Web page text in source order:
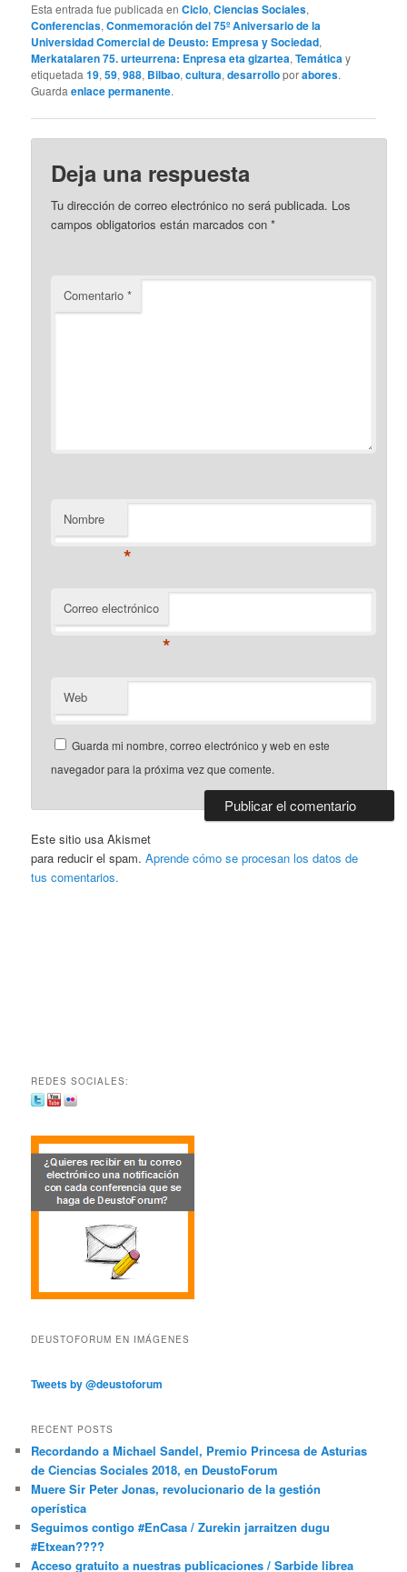
Esta entrada fue publicada enCiclo,Ciencias Sociales,
Conferencias,Conmemoración del 75º Aniversario de la
Universidad Comercial de Deusto: Empresa y Sociedad,
Merkatalaren 75. urteurrena: Enpresa eta gizartea,Temáticay
etiquetada19,59,988, Bilbao,cultura,desarrolloporabores.
Guardaenlace permanente.
Deja una respuesta
Tu dirección de correo electrónico no será publicada. Los
campos obligatorios están marcados con*
Comentario*
Nombre
*
Correo electrónico
*
Web
Guarda mi nombre, correo electrónico y web en este
navegador para la próxima vez que comente.
Este sitio usa Akismet
para reducir el spam.Aprende cómo se procesan los datos de
tus comentarios.
REDES SOCIALES:
DEUSTOFORUM EN IMÁGENES
Tweets by @deustoforum
RECENT POSTS
Recordando a Michael Sandel, Premio Princesa de Asturias
de Ciencias Sociales 2018, en DeustoForum
Muere Sir Peter Jonas, revolucionario de la gestión
operística
Seguimos contigo #EnCasa / Zurekin jarraitzen dugu
#Etxean????
Acceso gratuito a nuestras publicaciones / Sarbide librea